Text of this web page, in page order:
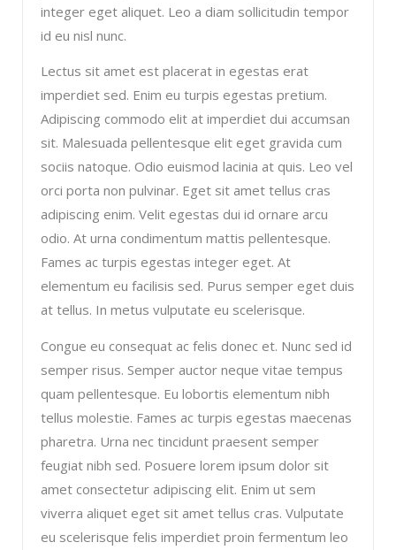
integer eget aliquet. Leo a diam sollicitudin tempor
id eu nisl nunc.
Lectus sit amet est placerat in egestas erat
imperdiet sed. Enim eu turpis egestas pretium.
Adipiscing commodo elit at imperdiet dui accumsan
sit. Malesuada pellentesque elit eget gravida cum
sociis natoque. Odio euismod lacinia at quis. Leo vel
orci porta non pulvinar. Eget sit amet tellus cras
adipiscing enim. Velit egestas dui id ornare arcu
odio. At urna condimentum mattis pellentesque.
Fames ac turpis egestas integer eget. At
elementum eu facilisis sed. Purus semper eget duis
at tellus. In metus vulputate eu scelerisque.
Congue eu consequat ac felis donec et. Nunc sed id
semper risus. Semper auctor neque vitae tempus
quam pellentesque. Eu lobortis elementum nibh
tellus molestie. Fames ac turpis egestas maecenas
pharetra. Urna nec tincidunt praesent semper
feugiat nibh sed. Posuere lorem ipsum dolor sit
amet consectetur adipiscing elit. Enim ut sem
viverra aliquet eget sit amet tellus cras. Vulputate
eu scelerisque felis imperdiet proin fermentum leo